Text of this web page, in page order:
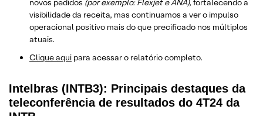
novos pedidos (por exemplo: Flexjet e ANA), fortalecendo a
visibilidade da receita, mas continuamos a ver o impulso
operacional positivo mais do que precificado nos múltiplos
atuais.
Clique aqui para acessar o relatório completo.
Intelbras (INTB3): Principais destaques da
teleconferência de resultados do 4T24 da